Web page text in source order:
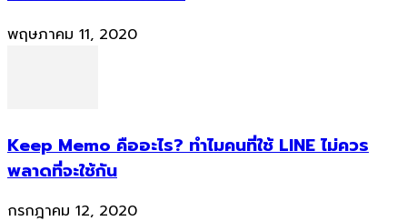
พฤษภาคม 11, 2020
Keep Memo คืออะไร? ทำไมคนที่ใช้ LINE ไม่ควร
พลาดที่จะใช้กัน
กรกฎาคม 12, 2020